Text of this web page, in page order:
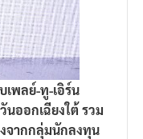
พลย์-ทู-เอิร์น
นออกเฉียงใต้ รวม
จากกลุ่มนักลงทุน